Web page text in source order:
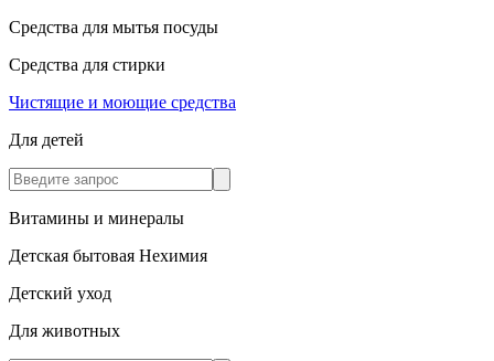
Средства для мытья посуды
Средства для стирки
Чистящие и моющие средства
Для детей
Витамины и минералы
Детская бытовая Нехимия
Детский уход
Для животных